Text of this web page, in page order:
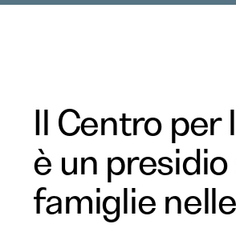
Il Centro per
è un
famiglie